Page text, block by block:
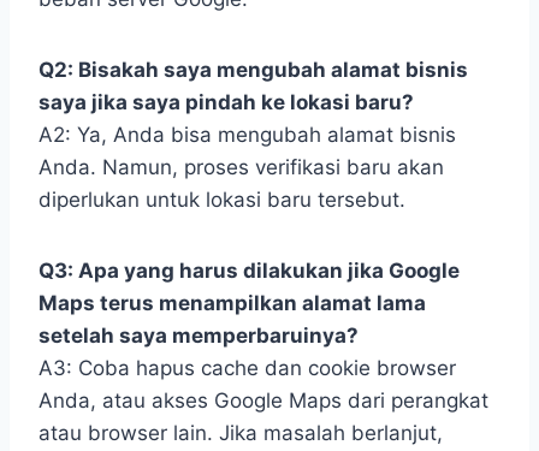
Q2: Bisakah saya mengubah alamat bisnis
saya jika saya pindah ke lokasi baru?
A2: Ya, Anda bisa mengubah alamat bisnis
Anda. Namun, proses verifikasi baru akan
diperlukan untuk lokasi baru tersebut.
Q3: Apa yang harus dilakukan jika Google
Maps terus menampilkan alamat lama
setelah saya memperbaruinya?
A3: Coba hapus cache dan cookie browser
Anda, atau akses Google Maps dari perangkat
atau browser lain. Jika masalah berlanjut,